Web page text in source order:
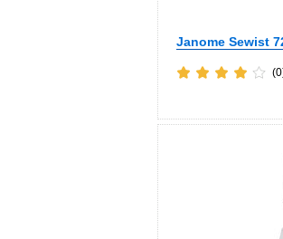
Janome Sewist